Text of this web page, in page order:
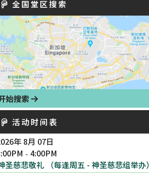
全国堂区搜索
始搜索
活动时间表
年 8月 07日
- 4:00PM
圣慈悲敬礼 （每逢周五 - 神圣慈悲组举办）